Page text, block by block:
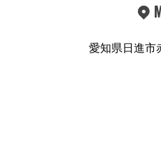
愛知県日進市